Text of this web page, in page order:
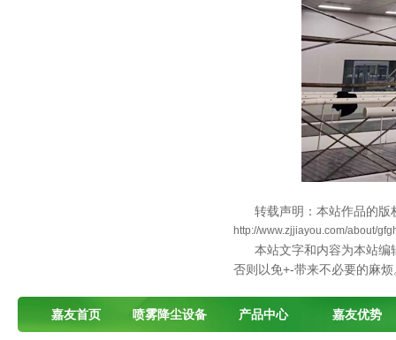
转载声明：本站作品的
http://www.zjjiayou.com/about/
本站文字和内容为本站
否则以免+-带来不必要的麻烦
嘉友首页 喷雾降尘设备 产品中心 嘉友优势